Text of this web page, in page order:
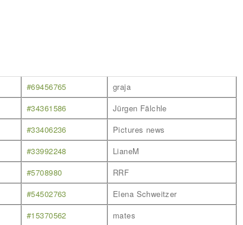
#69456765
graja
#34361586
Jürgen Fälchle
#33406236
Pictures news
#33992248
LianeM
#5708980
RRF
#54502763
Elena Schweitzer
#15370562
mates